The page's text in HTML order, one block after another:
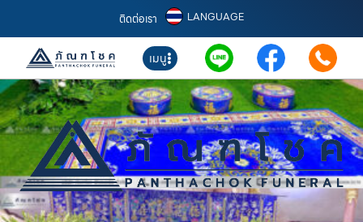
ติดต่อเรา LANGUAGE
เมนู